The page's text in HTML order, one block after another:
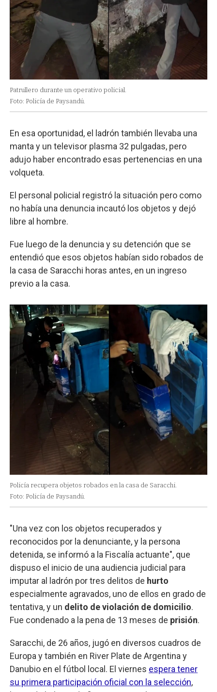
Patrullero durante un operativo policial.
Foto: Policía de Paysandú.
En esa oportunidad, el ladrón también llevaba una
manta y un televisor plasma 32 pulgadas, pero
adujo haber encontrado esas pertenencias en una
volqueta.
El personal policial registró la situación pero como
no había una denuncia incautó los objetos y dejó
libre al hombre.
Fue luego de la denuncia y su detención que se
entendió que esos objetos habían sido robados de
la casa de Saracchi horas antes, en un ingreso
previo a la casa.
Policía recupera objetos robados en la casa de Saracchi.
Foto: Policía de Paysandú.
"Una vez con los objetos recuperados y
reconocidos por la denunciante, y la persona
detenida, se informó a la Fiscalía actuante", que
dispuso el inicio de una audiencia judicial para
imputar al ladrón por tres delitos de hurto
especialmente agravados, uno de ellos en grado de
tentativa, y un delito de violación de domicilio.
Fue condenado a la pena de 13 meses de prisión.
Saracchi, de 26 años, jugó en diversos cuadros de
Europa y también en River Plate de Argentina y
Danubio en el fútbol local. El viernes espera tener
su primera participación oficial con la selección,